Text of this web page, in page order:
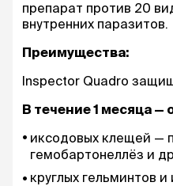
препарат против 20
внутренних паразитов.
Преимущества:
Inspector Quadro
В течение 1 месяца —
иксодовых клещей —
гемобартонеллёз и
круглых гельминтов